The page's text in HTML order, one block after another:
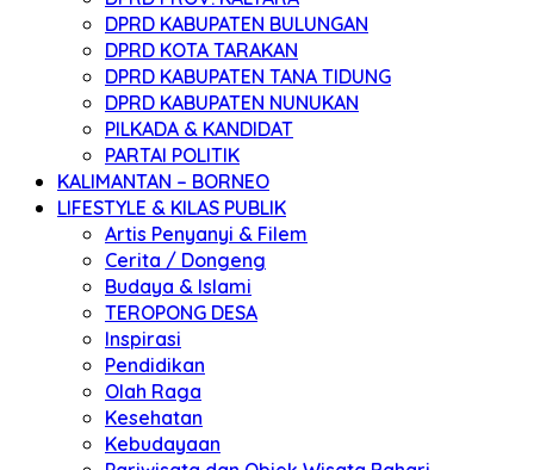
DPRD KABUPATEN BULUNGAN
DPRD KOTA TARAKAN
DPRD KABUPATEN TANA TIDUNG
DPRD KABUPATEN NUNUKAN
PILKADA & KANDIDAT
PARTAI POLITIK
KALIMANTAN – BORNEO
LIFESTYLE & KILAS PUBLIK
Artis Penyanyi & Filem
Cerita / Dongeng
Budaya & Islami
TEROPONG DESA
Inspirasi
Pendidikan
Olah Raga
Kesehatan
Kebudayaan